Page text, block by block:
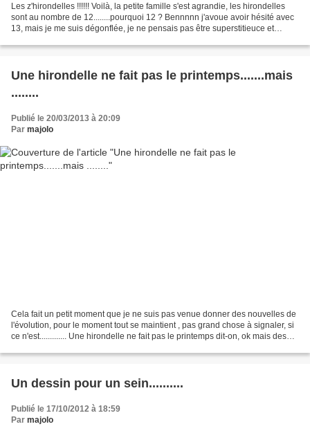
Les z'hirondelles !!!!!! Voilà, la petite famille s'est agrandie, les hirondelles
sont au nombre de 12........pourquoi 12 ? Bennnnn j'avoue avoir hésité avec
13, mais je me suis dégonflée, je ne pensais pas être superstitieuce et
Une hirondelle ne fait pas le printemps.......mais
........
Publié le 20/03/2013 à 20:09
Par majolo
Cela fait un petit moment que je ne suis pas venue donner des nouvelles de
l'évolution, pour le moment tout se maintient , pas grand chose à signaler, si
ce n'est............. Une hirondelle ne fait pas le printemps dit-on, ok mais des
Un dessin pour un sein..........
Publié le 17/10/2012 à 18:59
Par majolo